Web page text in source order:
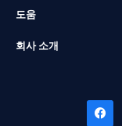
도움
회사 소개